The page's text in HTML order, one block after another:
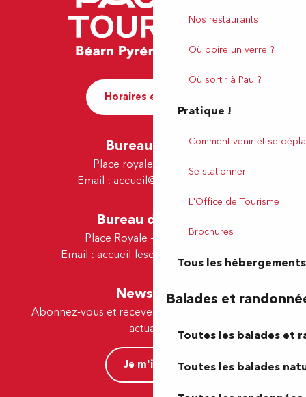
Nos restaurants
Où boire un verre ?
Où sortir à Pau ?
Pratique !
Comment venir et se
Se stationner
L'Office de Tourisme
Brochures
Tous les hébergements
Balades et
Toutes les balades et
Toutes les balades
Horaires et contact
Bureau de Pau
Place royale - 64000 Pau
Email : accueil@tourismepau.fr
Bureau de Lescar
Place Royale - 64230 Lescar
Email : accueil-lescar@tourismepau.fr
Newsletter
Abonnez-vous et recevez par e-mail nos offres et
actualités.
Je m'inscris